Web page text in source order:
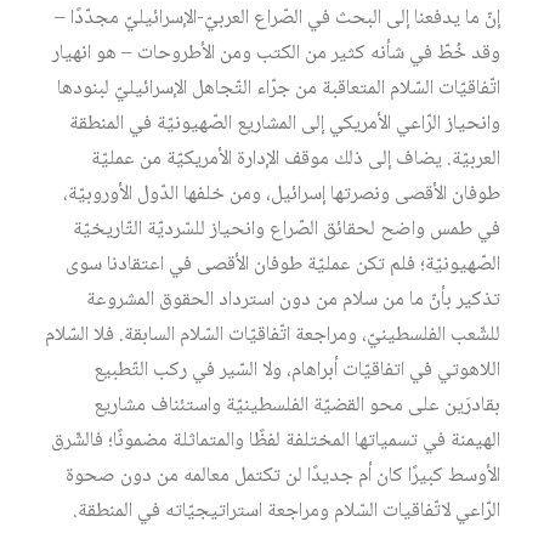
إنّ ما يدفعنا إلى البحث في الصّراع العربيّ-الإسرائيليّ مجدّدًا –
وقد خُطّ في شأنه كثير من الكتب ومن الأطروحات – هو انهيار
اتّفاقيّات السّلام المتعاقبة من جرّاء التّجاهل الإسرائيليّ لبنودها
وانحياز الرّاعي الأمريكي إلى المشاريع الصّهيونيّة في المنطقة
العربيّة. يضاف إلى ذلك موقف الإدارة الأمريكيّة من عمليّة
طوفان الأقصى ونصرتها إسرائيل، ومن خلفها الدّول الأوروبيّة،
في طمس واضح لحقائق الصّراع وانحياز للسّرديّة التّاريخيّة
الصّهيونيّة؛ فلم تكن عمليّة طوفان الأقصى في اعتقادنا سوى
تذكير بأنّ ما من سلام من دون استرداد الحقوق المشروعة
للشّعب الفلسطينيّ، ومراجعة اتّفاقيّات السّلام السابقة. فلا السّلام
اللاهوتي في اتفاقيّات أبراهام، ولا السّير في ركب التّطبيع
بقادرَين على محو القضيّة الفلسطينيّة واستئناف مشاريع
الهيمنة في تسمياتها المختلفة لفظًا والمتماثلة مضمونًا؛ فالشّرق
الأوسط كبيرًا كان أم جديدًا لن تكتمل معالمه من دون صحوة
الرّاعي لاتّفاقيات السّلام ومراجعة استراتيجيّاته في المنطقة.